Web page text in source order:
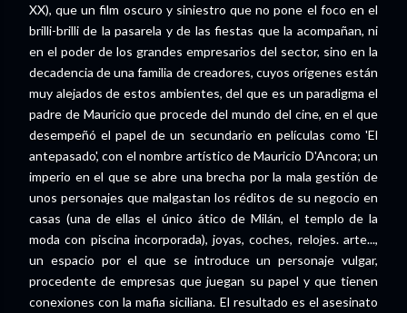
XX), que un film oscuro y siniestro que no pone el foco en el
brilli-brilli de la pasarela y de las fiestas que la acompañan, ni
en el poder de los grandes empresarios del sector, sino en la
decadencia de una familia de creadores, cuyos orígenes están
muy alejados de estos ambientes, del que es un paradigma el
padre de Mauricio que procede del mundo del cine, en el que
desempeñó el papel de un secundario en películas como 'El
antepasado', con el nombre artístico de Mauricio D'Ancora; un
imperio en el que se abre una brecha por la mala gestión de
unos personajes que malgastan los réditos de su negocio en
casas (una de ellas el único ático de Milán, el templo de la
moda con piscina incorporada), joyas, coches, relojes. arte...,
un espacio por el que se introduce un personaje vulgar,
procedente de empresas que juegan su papel y que tienen
conexiones con la mafia siciliana. El resultado es el asesinato